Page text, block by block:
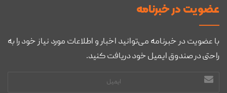
عضويت در خبرنامه
با عضویت در خبرنامه می‌توانید اخبار و اطلاعات مورد نیاز خود را به
راحتی در صندوق ایمیل خود دریافت کنید.
آدرس